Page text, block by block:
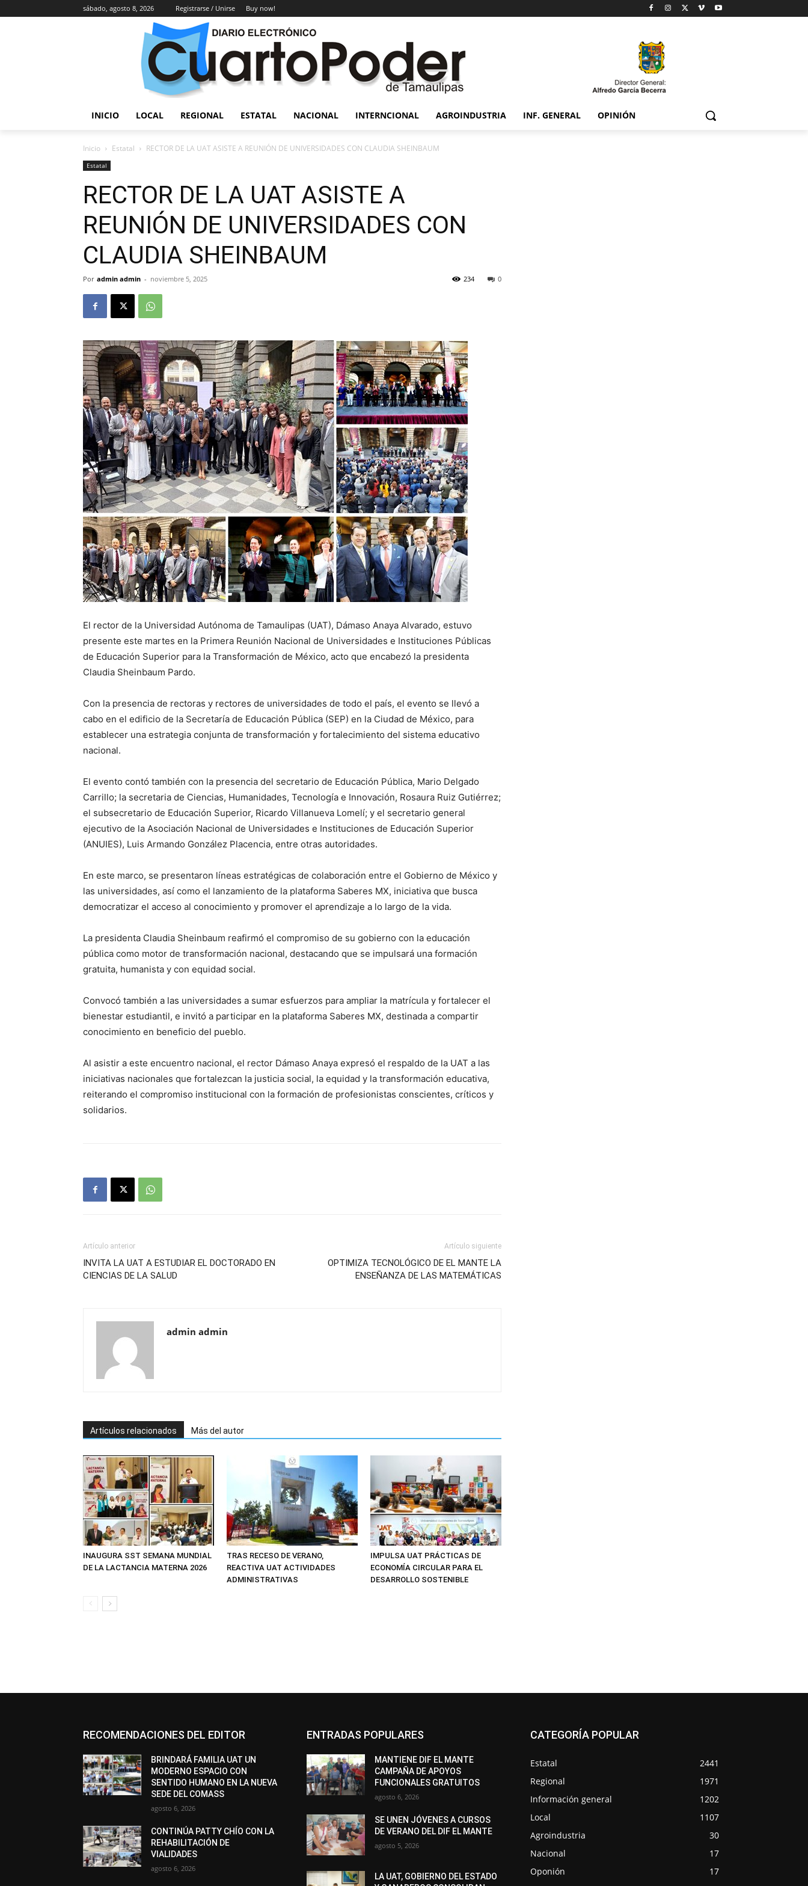
sábado, agosto 8, 2026 Registrarse / Unirse Buy now!
INICIO LOCAL REGIONAL ESTATAL NACIONAL INTERNCIONAL AGROINDUSTRIA INF. GENERAL OPINIÓN
Inicio Estatal RECTOR DE LA UAT ASISTE A REUNIÓN DE UNIVERSIDADES CON CLAUDIA SHEINBAUM
Estatal
RECTOR DE LA UAT ASISTE A
REUNIÓN DE UNIVERSIDADES CON
CLAUDIA SHEINBAUM
Por admin admin - noviembre 5, 2025 0
234
El rector de la Universidad Autónoma de Tamaulipas (UAT), Dámaso Anaya Alvarado, estuvo
presente este martes en la Primera Reunión Nacional de Universidades e Instituciones Públicas
de Educación Superior para la Transformación de México, acto que encabezó la presidenta
Claudia Sheinbaum Pardo.
Con la presencia de rectoras y rectores de universidades de todo el país, el evento se llevó a
cabo en el edificio de la Secretaría de Educación Pública (SEP) en la Ciudad de México, para
establecer una estrategia conjunta de transformación y fortalecimiento del sistema educativo
nacional.
El evento contó también con la presencia del secretario de Educación Pública, Mario Delgado
Carrillo; la secretaria de Ciencias, Humanidades, Tecnología e Innovación, Rosaura Ruiz Gutiérrez;
el subsecretario de Educación Superior, Ricardo Villanueva Lomelí; y el secretario general
ejecutivo de la Asociación Nacional de Universidades e Instituciones de Educación Superior
(ANUIES), Luis Armando González Placencia, entre otras autoridades.
En este marco, se presentaron líneas estratégicas de colaboración entre el Gobierno de México y
las universidades, así como el lanzamiento de la plataforma Saberes MX, iniciativa que busca
democratizar el acceso al conocimiento y promover el aprendizaje a lo largo de la vida.
La presidenta Claudia Sheinbaum reafirmó el compromiso de su gobierno con la educación
pública como motor de transformación nacional, destacando que se impulsará una formación
gratuita, humanista y con equidad social.
Convocó también a las universidades a sumar esfuerzos para ampliar la matrícula y fortalecer el
bienestar estudiantil, e invitó a participar en la plataforma Saberes MX, destinada a compartir
conocimiento en beneficio del pueblo.
Al asistir a este encuentro nacional, el rector Dámaso Anaya expresó el respaldo de la UAT a las
iniciativas nacionales que fortalezcan la justicia social, la equidad y la transformación educativa,
reiterando el compromiso institucional con la formación de profesionistas conscientes, críticos y
solidarios.
Artículo anterior
INVITA LA UAT A ESTUDIAR EL DOCTORADO EN
CIENCIAS DE LA SALUD
Artículo siguiente
OPTIMIZA TECNOLÓGICO DE EL MANTE LA
ENSEÑANZA DE LAS MATEMÁTICAS
admin admin
Artículos relacionados Más del autor
INAUGURA SST SEMANA MUNDIAL
DE LA LACTANCIA MATERNA 2026
TRAS RECESO DE VERANO,
REACTIVA UAT ACTIVIDADES
ADMINISTRATIVAS
IMPULSA UAT PRÁCTICAS DE
ECONOMÍA CIRCULAR PARA EL
DESARROLLO SOSTENIBLE
RECOMENDACIONES DEL EDITOR
BRINDARÁ FAMILIA UAT UN
MODERNO ESPACIO CON
SENTIDO HUMANO EN LA NUEVA
SEDE DEL COMASS
agosto 6, 2026
CONTINÚA PATTY CHÍO CON LA
REHABILITACIÓN DE
VIALIDADES
agosto 6, 2026
ENTRADAS POPULARES
MANTIENE DIF EL MANTE
CAMPAÑA DE APOYOS
FUNCIONALES GRATUITOS
agosto 6, 2026
SE UNEN JÓVENES A CURSOS
DE VERANO DEL DIF EL MANTE
agosto 5, 2026
LA UAT, GOBIERNO DEL ESTADO
CATEGORÍA POPULAR
Estatal
2441
Regional
1971
Información general
1202
Local
1107
Agroindustria
30
Nacional
17
Oponión
17